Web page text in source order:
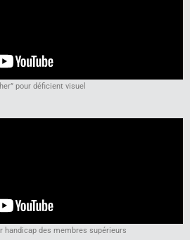
pour déficient visuel
handicap des membres supérieurs